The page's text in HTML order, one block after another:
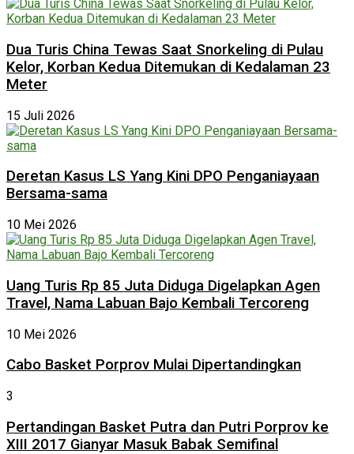
Dua Turis China Tewas Saat Snorkeling di Pulau
Kelor, Korban Kedua Ditemukan di Kedalaman 23
Meter
15 Juli 2026
Deretan Kasus LS Yang Kini DPO Penganiayaan
Bersama-sama
10 Mei 2026
Uang Turis Rp 85 Juta Diduga Digelapkan Agen
Travel, Nama Labuan Bajo Kembali Tercoreng
10 Mei 2026
Cabo Basket Porprov Mulai Dipertandingkan
3
Pertandingan Basket Putra dan Putri Porprov ke
XIII 2017 Gianyar Masuk Babak Semifinal